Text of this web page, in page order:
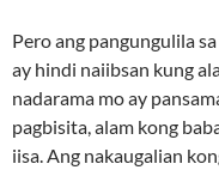
Pero ang pangungulila
ay hindi naiibsan kung
nadarama mo ay
pagbisita, alam kong
iisa. Ang nakaugalian